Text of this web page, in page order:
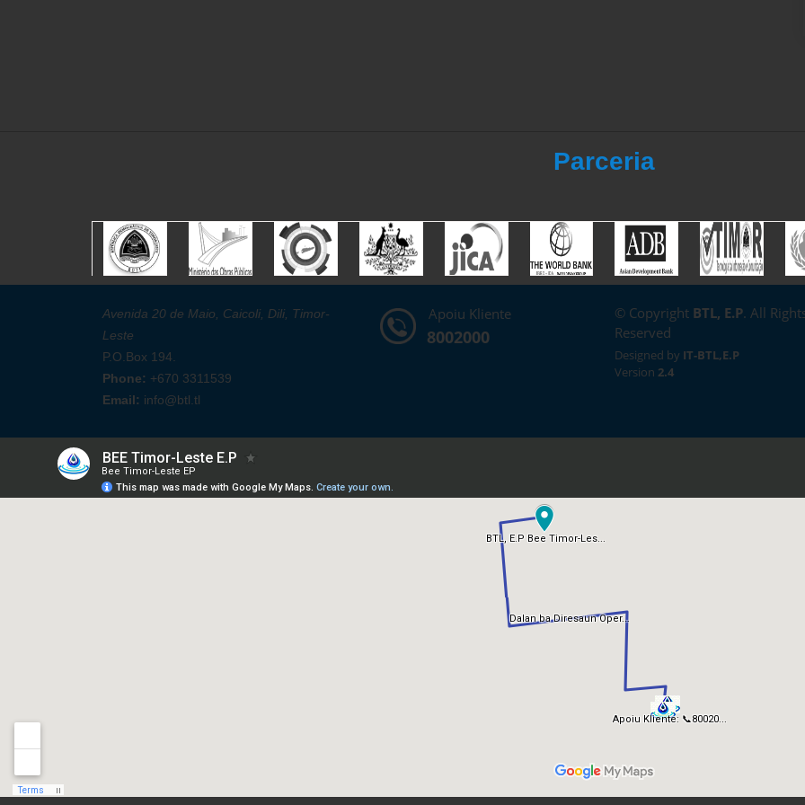
Parceria
Avenida 20 de Maio, Caicoli, Dili, Timor-
Leste
P.O.Box 194.
Phone: +670 3311539
Email: info@btl.tl
Apoiu Kliente
8002000
© Copyright BTL, E.P. All
Reserved
Designed by IT-BTL,E.P
Version 2.4